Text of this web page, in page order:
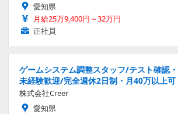
愛知県
月給25万9,400円～32万円
正社員
ゲームシステム調整スタッフ/テスト確認
未経験歓迎/完全週休2日制・月40万以上可
株式会社Creer
愛知県